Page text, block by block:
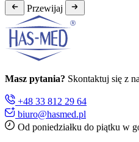
Przewijaj
Masz pytania? Skontaktuj się z
+48 33 812 29 64
biuro@hasmed.pl
Od poniedziałku do piątku w